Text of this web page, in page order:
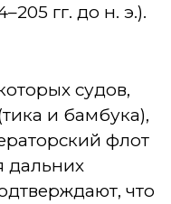
гг. до н. э.).
судов,
и бамбука),
флот
дальних
что